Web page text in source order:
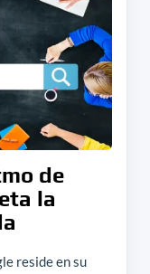
de
la
reside en su